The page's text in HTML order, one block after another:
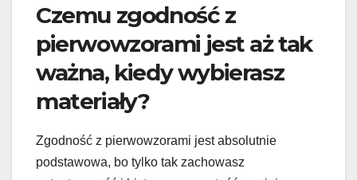
Czemu zgodność z
pierwowzorami jest aż tak
ważna, kiedy wybierasz
materiały?
Zgodność z pierwowzorami jest absolutnie
podstawowa, bo tylko tak zachowasz